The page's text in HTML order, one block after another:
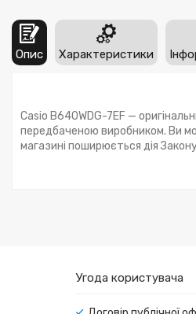
Опис Характеристики
Casio B640WDG-7EF —
передбаченою виробником. Ви
магазині поширюється дія
Угода користувача